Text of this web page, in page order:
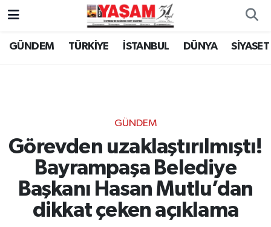
GÜNDEM TÜRKİYE İSTANBUL DÜNYA SİYASET
GÜNDEM
Görevden uzaklaştırılmıştı!
Bayrampaşa Belediye
Başkanı Hasan Mutlu’dan
dikkat çeken açıklama